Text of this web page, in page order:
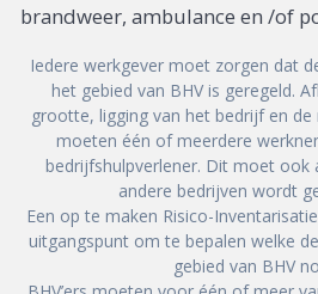
brandweer, ambulance en /of
Iedere werkgever moet zorgen dat
het gebied van BHV is geregeld.
grootte, ligging van het bedrijf en de
moeten één of meerdere
bedrijfshulpverlener. Dit moet ook
andere bedrijven wordt
Een op te maken Risico-
uitgangspunt om te bepalen welke
gebied van BHV